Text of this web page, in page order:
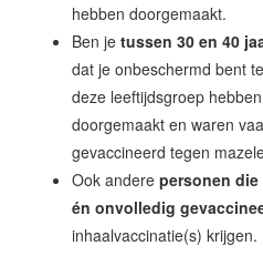
hebben doorgemaakt.
Ben je tussen 30 en 40
dat je onbeschermd bent
deze leeftijdsgroep
doorgemaakt en waren
gevaccineerd tegen
Ook andere personen die
én onvolledig
inhaalvaccinatie(s) krijgen.